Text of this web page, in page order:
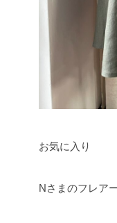
お気に入り
Nさまのフレア